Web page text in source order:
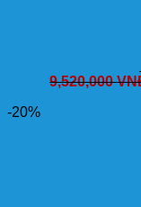
9,520,000
-20%